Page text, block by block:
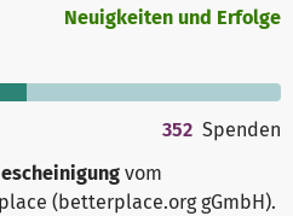
Neuigkeiten und Erfolge
352 Spenden
vom
(betterplace.org gGmbH).